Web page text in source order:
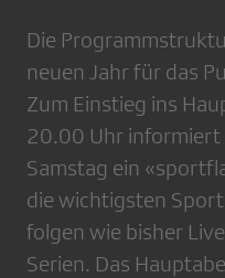
Die
neuen Jahr für das
Zum Einstieg ins
20.00 Uhr
Samstag ein
die wichtigsten
folgen wie bisher
Serien. Das